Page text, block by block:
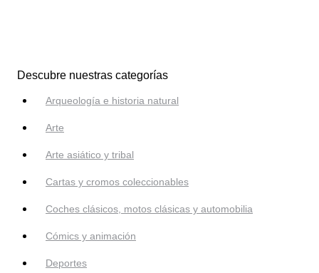
Descubre nuestras categorías
Arqueología e historia natural
Arte
Arte asiático y tribal
Cartas y cromos coleccionables
Coches clásicos, motos clásicas y automobilia
Cómics y animación
Deportes